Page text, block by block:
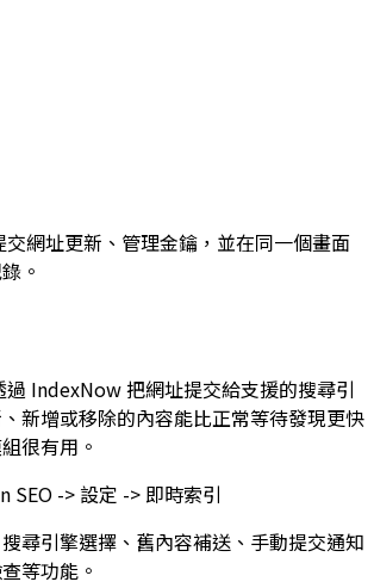
網址更新、管理金鑰，並在同一個畫面
。
過 IndexNow 把網址提交給支援的搜尋引
新增或移除的內容能比正常等待發現更快
很有用。
SEO -> 設定 -> 即時索引
尋引擎選擇、舊內容補送、手動提交通知
等功能。